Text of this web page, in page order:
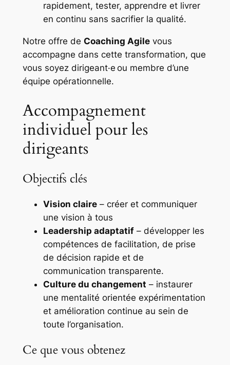
rapidement, tester, apprendre et livrer
en continu sans sacrifier la qualité.
Notre offre de Coaching Agilevous
accompagne dans cette transformation, que
vous soyez dirigeant·e ou membre d’une
équipe opérationnelle.
Accompagnement
individuel pour les
dirigeants
Objectifs clés
Vision claire– créer et communiquer
une vision à tous
Leadership adaptatif– développer les
compétences de facilitation, de prise
de décision rapide et de
communication transparente.
Culture du changement – instaurer
une mentalité orientée expérimentation
et amélioration continue au sein de
toute l’organisation.
Ce que vous obtenez